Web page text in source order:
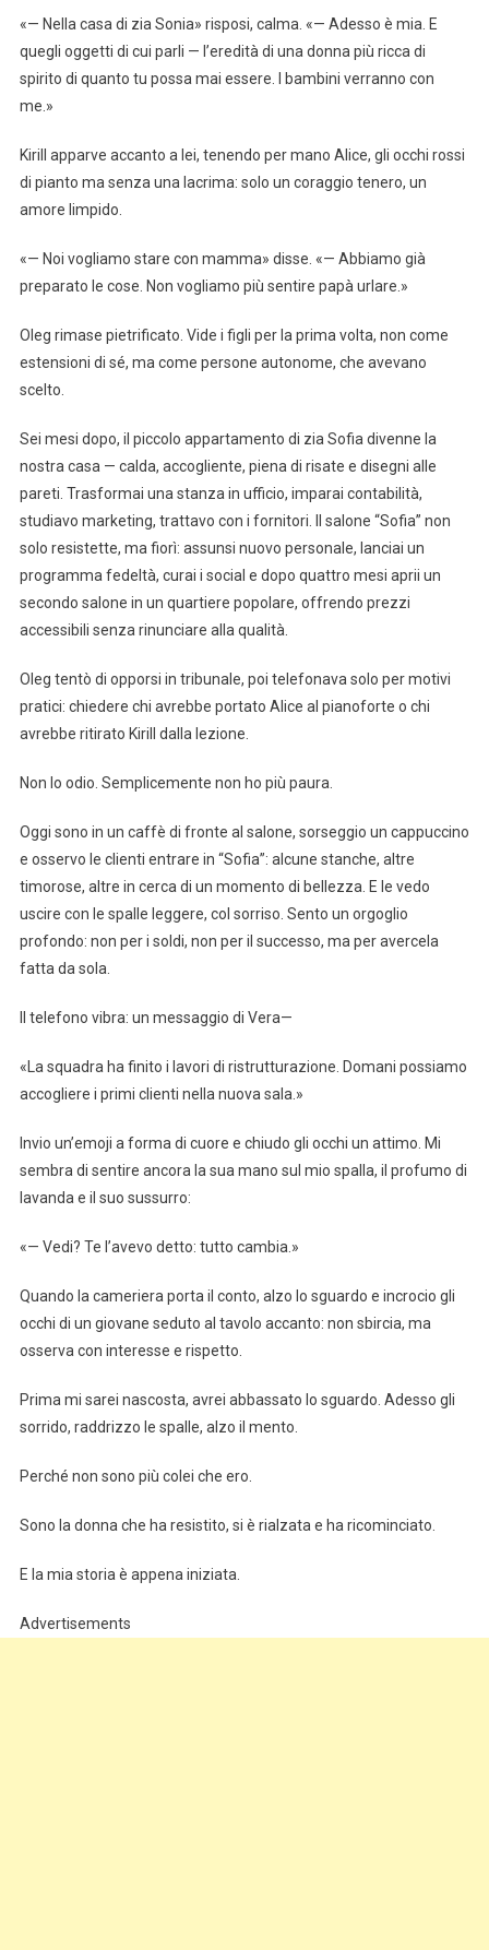
«— Nella casa di zia Sonia» risposi, calma. «— Adesso è mia. E
quegli oggetti di cui parli — l’eredità di una donna più ricca di
spirito di quanto tu possa mai essere. I bambini verranno con
me.»
Kirill apparve accanto a lei, tenendo per mano Alice, gli occhi rossi
di pianto ma senza una lacrima: solo un coraggio tenero, un
amore limpido.
«— Noi vogliamo stare con mamma» disse. «— Abbiamo già
preparato le cose. Non vogliamo più sentire papà urlare.»
Oleg rimase pietrificato. Vide i figli per la prima volta, non come
estensioni di sé, ma come persone autonome, che avevano
scelto.
Sei mesi dopo, il piccolo appartamento di zia Sofia divenne la
nostra casa — calda, accogliente, piena di risate e disegni alle
pareti. Trasformai una stanza in ufficio, imparai contabilità,
studiavo marketing, trattavo con i fornitori. Il salone “Sofia” non
solo resistette, ma fiorì: assunsi nuovo personale, lanciai un
programma fedeltà, curai i social e dopo quattro mesi aprii un
secondo salone in un quartiere popolare, offrendo prezzi
accessibili senza rinunciare alla qualità.
Oleg tentò di opporsi in tribunale, poi telefonava solo per motivi
pratici: chiedere chi avrebbe portato Alice al pianoforte o chi
avrebbe ritirato Kirill dalla lezione.
Non lo odio. Semplicemente non ho più paura.
Oggi sono in un caffè di fronte al salone, sorseggio un cappuccino
e osservo le clienti entrare in “Sofia”: alcune stanche, altre
timorose, altre in cerca di un momento di bellezza. E le vedo
uscire con le spalle leggere, col sorriso. Sento un orgoglio
profondo: non per i soldi, non per il successo, ma per avercela
fatta da sola.
Il telefono vibra: un messaggio di Vera—
«La squadra ha finito i lavori di ristrutturazione. Domani possiamo
accogliere i primi clienti nella nuova sala.»
Invio un’emoji a forma di cuore e chiudo gli occhi un attimo. Mi
sembra di sentire ancora la sua mano sul mio spalla, il profumo di
lavanda e il suo sussurro:
«— Vedi? Te l’avevo detto: tutto cambia.»
Quando la cameriera porta il conto, alzo lo sguardo e incrocio gli
occhi di un giovane seduto al tavolo accanto: non sbircia, ma
osserva con interesse e rispetto.
Prima mi sarei nascosta, avrei abbassato lo sguardo. Adesso gli
sorrido, raddrizzo le spalle, alzo il mento.
Perché non sono più colei che ero.
Sono la donna che ha resistito, si è rialzata e ha ricominciato.
E la mia storia è appena iniziata.
Advertisements